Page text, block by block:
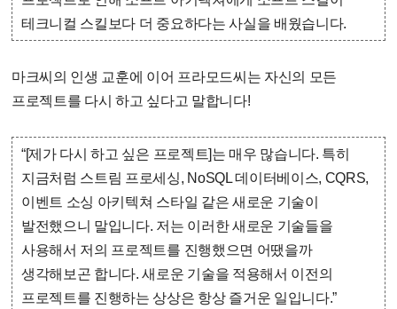
테크니컬 스킬보다 더 중요하다는 사실을 배웠습니다.
마크씨의 인생 교훈에 이어 프라모드씨는 자신의 모든
프로젝트를 다시 하고 싶다고 말합니다!
“[제가 다시 하고 싶은 프로젝트]는 매우 많습니다. 특히
지금처럼 스트림 프로세싱, NoSQL 데이터베이스, CQRS,
이벤트 소싱 아키텍쳐 스타일 같은 새로운 기술이
발전했으니 말입니다. 저는 이러한 새로운 기술들을
사용해서 저의 프로젝트를 진행했으면 어땠을까
생각해보곤 합니다. 새로운 기술을 적용해서 이전의
프로젝트를 진행하는 상상은 항상 즐거운 일입니다.”